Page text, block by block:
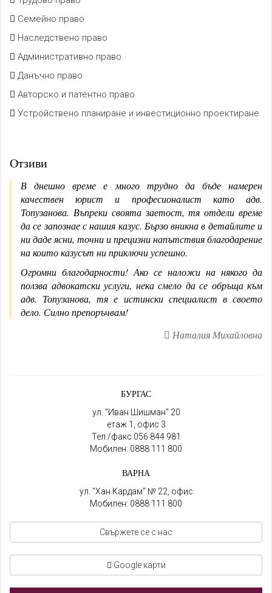
Семейно право
Наследствено право
Административно право
Данъчно право
Авторско и патентно право
Устройствено планиране и инвестиционно проектиране
Отзиви
В днешно време е много трудно да бъде намерен
качествен юрист и професионалист като адв.
Топузанова. Въпреки своята заетост, тя отдели време
да се запознае с нашия казус. Бързо вникна в детайлите и
ни даде ясни, точни и прецизни напътствия благодарение
на които казусът ни приключи успешно.
Огромни благодарности! Ако се наложи на някого да
ползва адвокатски услуги, нека смело да се обръща към
адв. Топузанова, тя е истински специалист в своето
дело. Силно препоръчвам!
Наталия Михайловна
БУРГАС
ул. "Иван Шишман" 20
етаж 1, офис 3
Тел./факс 056 844 981
Мобилен: 0888 111 800
ВАРНА
ул. "Хан Кардам" № 22, офис
Мобилен: 0888 111 800
Свържете се с нас
Google карти